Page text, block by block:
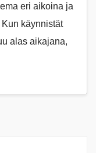
eri aikoina ja
käynnistät
alas aikajana,